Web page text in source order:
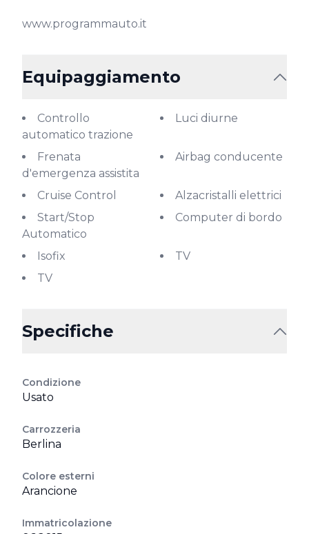
www.programmauto.it
Equipaggiamento
Controllo
automatico trazione
Luci diurne
Frenata
d'emergenza assistita
Airbag conducente
Cruise Control
Alzacristalli elettrici
Start/Stop
Automatico
Computer di bordo
Isofix
TV
TV
Specifiche
Condizione
Usato
Carrozzeria
Berlina
Colore esterni
Arancione
Immatricolazione